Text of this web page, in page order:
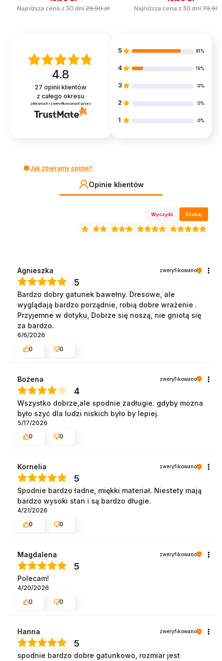
elastyczną gumką
Najniższa cena z 30 dni 29,90 zł Najniższa cena z 30 dni 79,90
4.8
27 opinii klientów
z całego okresu
zebranych i zweryfikowanych przez
5 81%
4 19%
3 0%
2 0%
1 0%
Jak zbieramy opinie?
Opinie klientów
Wyczyść Szukaj
Agnieszka zweryfikowano
5
Bardzo dobry gatunek bawełny. Dresowe, ale
wyglądają bardzo porządnie, robią dobre wrażenie .
Przyjemne w dotyku, Dobrze się noszą, nie gniotą się
za bardzo.
6/6/2026
0
0
Bożena zweryfikowano
4
Wszystko dobrze,ale spodnie zadługie. gdyby mozna
było szyć dla ludzi niskich było by lepiej.
5/17/2026
0
0
Kornelia zweryfikowano
5
Spodnie bardzo ładne, miękki materiał. Niestety mają
bardzo wysoki stan i są bardzo długie.
4/21/2026
0
0
Magdalena zweryfikowano
5
Polecam!
4/20/2026
0
0
Hanna zweryfikowano
5
spodnie bardzo dobre gatunkowo, rozmiar jest